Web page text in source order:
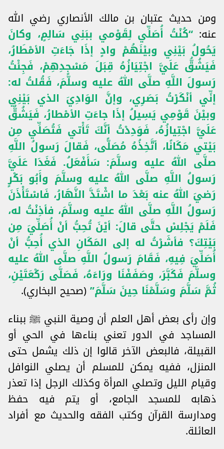
ومن حديث عتبان بن مالك الأنصاري رضي الله
عنه: “كُنْتُ أُصَلِّي لِقَوْمي ببَنِي سَالِمٍ، وكانَ
يَحُولُ بَيْنِي وبيْنَهُمْ وادٍ إذَا جَاءَتِ الأمْطَارُ،
فَيَشُقُّ عَلَيَّ اجْتِيَازُهُ قِبَلَ مَسْجِدِهِمْ، فَجِئْتُ
رَسولَ اللَّهِ صلَّى اللهُ عليه وسلَّمَ، فَقُلتُ له:
إنِّي أنْكَرْتُ بَصَرِي، وإنَّ الوَادِيَ الذي بَيْنِي
وبيْنَ قَوْمِي يَسِيلُ إذَا جاءَتِ الأمْطارُ، فَيَشُقُّ
عَلَيَّ اجْتِيازُهُ، فَوَدِدْتُ أنَّكَ تَأْتي فَتُصَلِّي مِن
بَيْتي مَكَانًا، أتَّخِذُهُ مُصَلًّى، فَقالَ رَسولُ اللَّهِ
صلَّى اللهُ عليه وسلَّمَ: سَأَفْعَلُ. فَغَدَا عَلَيَّ
رَسولُ اللَّهِ صلَّى اللهُ عليه وسلَّمَ وأَبُو بَكْرٍ
رَضيَ اللهُ عنه بَعْدَ ما اشْتَدَّ النَّهَارُ، فَاسْتَأْذَنَ
رَسولُ اللَّهِ صلَّى اللهُ عليه وسلَّمَ، فأذِنْتُ له،
فَلَمْ يَجْلِسْ حتَّى قالَ: أيْنَ تُحِبُّ أنْ أُصَلِّيَ مِن
بَيْتِكَ؟ فأشَرْتُ له إلى المَكَانِ الذي أُحِبُّ أنْ
أُصَلِّيَ فِيهِ، فَقَامَ رَسولُ اللَّهِ صلَّى اللهُ عليه
وسلَّمَ فَكَبَّرَ، وصَفَفْنَا ورَاءَهُ، فَصَلَّى رَكْعَتَيْنِ،
ثُمَّ سَلَّمَ وسَلَّمْنَا حِينَ سَلَّمَ”(صحيح البخاري).
وإن رأى بعض أهل العلم أن وصية النبي ﷺ ببناء
المساجد في الدور تعني بناءها في الحي أو
القبيلة، فالبعض الآخر قالوا إن ذلك يشمل حتى
المنزل، ففيه يمكن للمسلم أن يصلي النوافل
وقيام الليل وتصلي المرأة وكذلك الرجل إذا تعذر
ذهابه للمسجد الجامع، أو يتم فيه حفظ
ومدارسة القرآن وكتب الفقه والحديث مع أفراد
العائلة.